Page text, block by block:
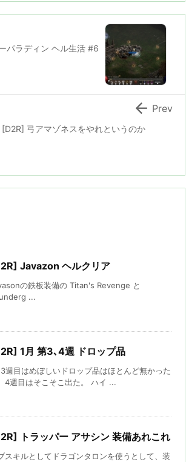
パラディン ヘル生活 #6
[D2R] 弓アマゾネスをやれというのか
 Prev
Javazon ヘルクリア
の鉄板装備の Titan's Revenge と
...
1月 第3､4週 ドロップ品
週目はめぼしいドロップ品はほとんど無かった
4週目はそこそこ出た。 ハイ ...
トラッパー アサシン 装備あれこれ
スキルとしてドラゴンタロンを使うとして、装